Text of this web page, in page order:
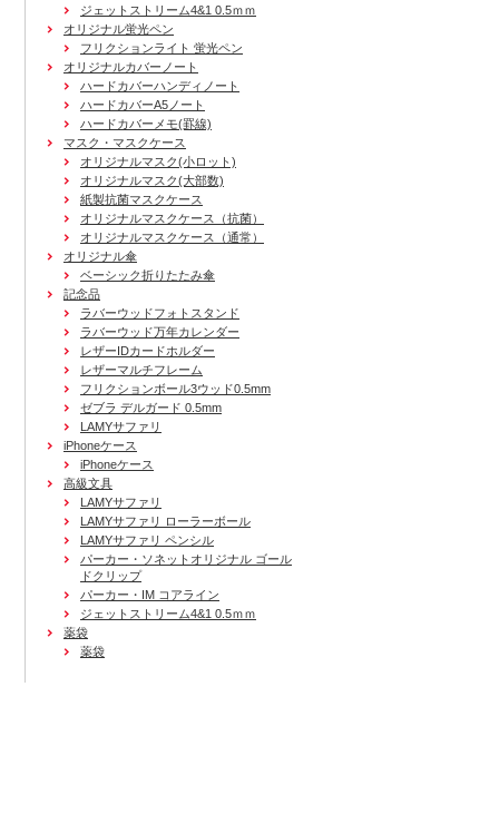
ジェットストリーム4&1 0.5ｍｍ
オリジナル蛍光ペン
フリクションライト 蛍光ペン
オリジナルカバーノート
ハードカバーハンディノート
ハードカバーA5ノート
ハードカバーメモ(罫線)
マスク・マスクケース
オリジナルマスク(小ロット)
オリジナルマスク(大部数)
紙製抗菌マスクケース
オリジナルマスクケース（抗菌）
オリジナルマスクケース（通常）
オリジナル傘
ベーシック折りたたみ傘
記念品
ラバーウッドフォトスタンド
ラバーウッド万年カレンダー
レザーIDカードホルダー
レザーマルチフレーム
フリクションボール3ウッド0.5mm
ゼブラ デルガード 0.5mm
LAMYサファリ
iPhoneケース
iPhoneケース
高級文具
LAMYサファリ
LAMYサファリ ローラーボール
LAMYサファリ ペンシル
パーカー・ソネットオリジナル ゴール
ドクリップ
パーカー・IM コアライン
ジェットストリーム4&1 0.5ｍｍ
薬袋
薬袋